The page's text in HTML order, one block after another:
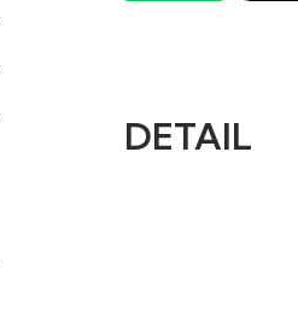
DETAIL